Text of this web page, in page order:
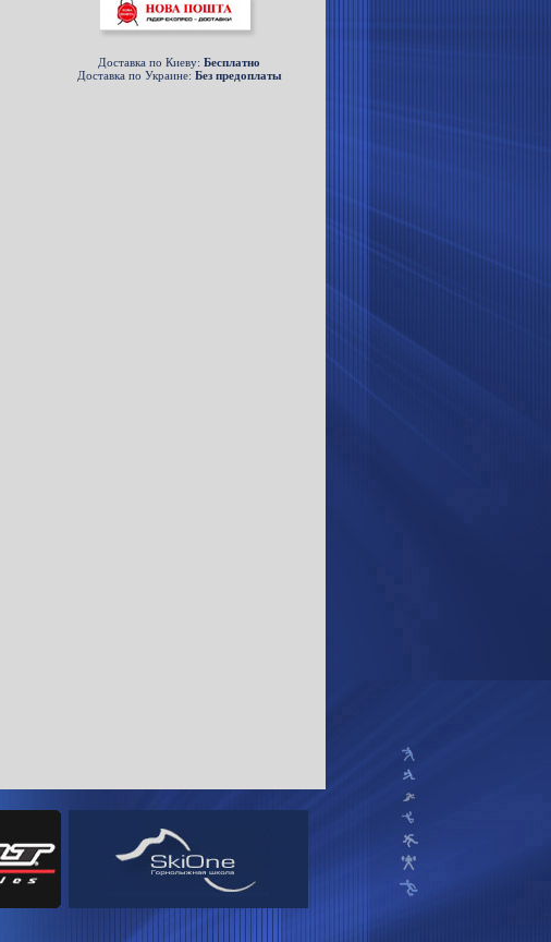
Доставка по Киеву: Беcплатно
Доставка по Украине: Без предоплаты